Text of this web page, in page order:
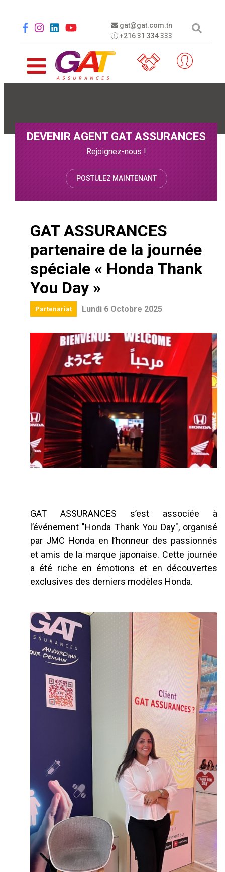
gat@gat.com.tn
+216 31 334 333
Social menu
DEVENIR AGENT GAT ASSURANCES
Rejoignez-nous !
POSTULEZ MAINTENANT
GAT ASSURANCES
partenaire de la journée
spéciale « Honda Thank
You Day »
Partenariat Lundi 6 Octobre 2025
GAT ASSURANCES s’est associée à
l’événement "Honda Thank You Day", organisé
par JMC Honda en l’honneur des passionnés
et amis de la marque japonaise. Cette journée
a été riche en émotions et en découvertes
exclusives des derniers modèles Honda.